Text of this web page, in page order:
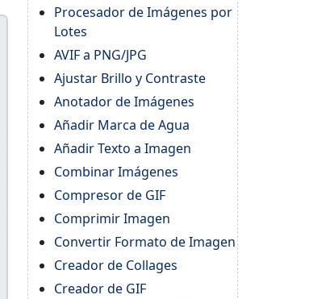
Procesador de Imágenes por
Lotes
AVIF a PNG/JPG
Ajustar Brillo y Contraste
Anotador de Imágenes
Añadir Marca de Agua
Añadir Texto a Imagen
Combinar Imágenes
Compresor de GIF
Comprimir Imagen
Convertir Formato de Imagen
Creador de Collages
Creador de GIF